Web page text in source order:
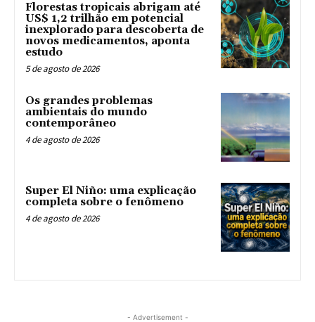
Florestas tropicais abrigam até
US$ 1,2 trilhão em potencial
inexplorado para descoberta de
novos medicamentos, aponta
estudo
5 de agosto de 2026
Os grandes problemas
ambientais do mundo
contemporâneo
4 de agosto de 2026
Super El Niño: uma explicação
completa sobre o fenômeno
4 de agosto de 2026
- Advertisement -